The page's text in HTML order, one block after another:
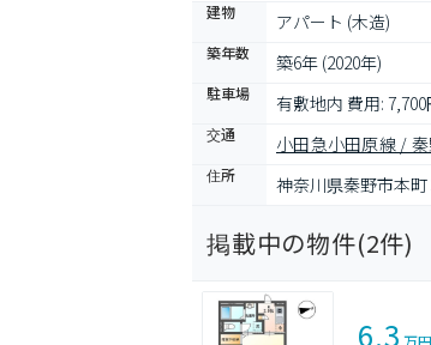
建物 アパート (木造)
築年数 築6年 (2020年)
駐車場 有敷地内 費用:
交通 小田急小田原線 /
住所 神奈川県秦野市本
掲載中の物件(2件)
6.3 万円